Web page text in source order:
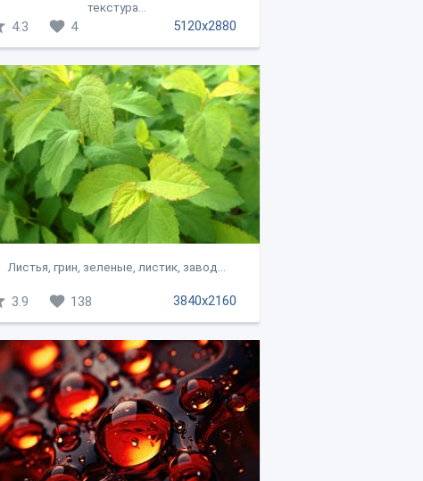
текстура...
5120x2880
4.3 4
Листья, грин, зеленые, листик, завод...
3840x2160
3.9 138